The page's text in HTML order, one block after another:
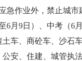
急作业外，禁止城市
6月9日）、中考（6
车、商砼车、沙石
安、住建、城管执